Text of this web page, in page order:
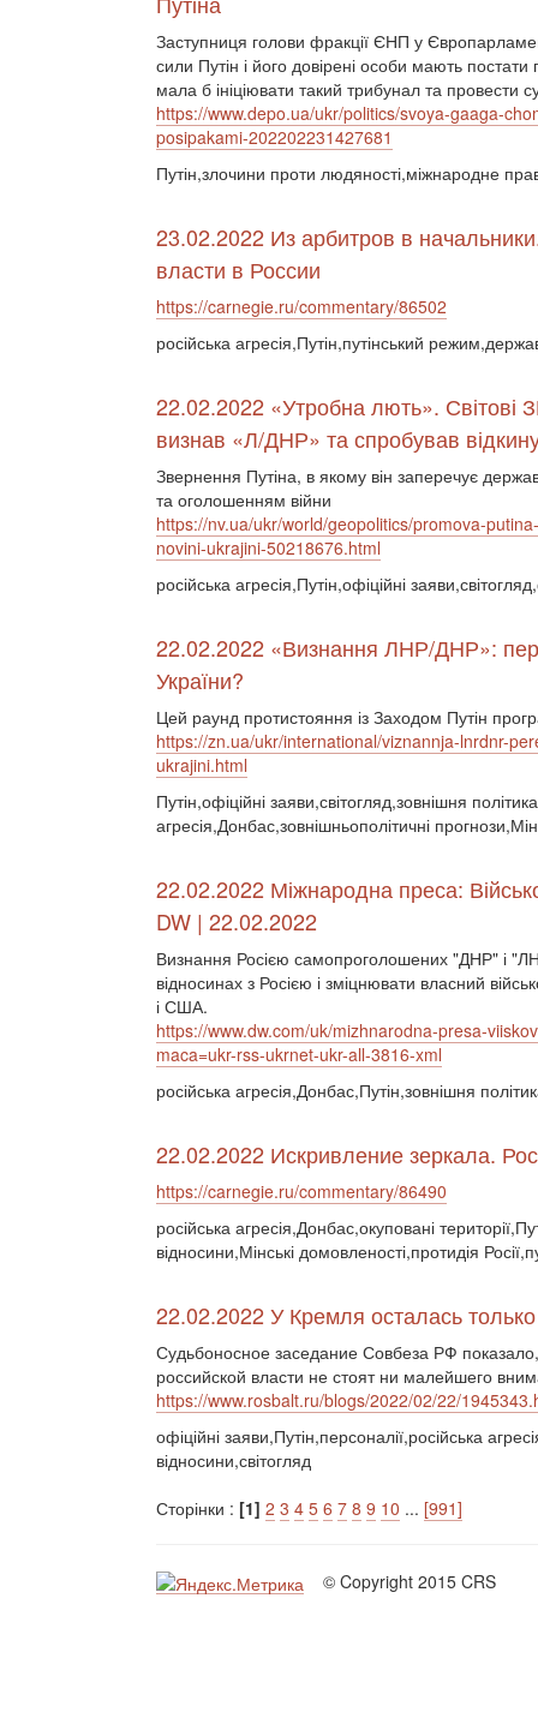
Заступниця голови фракції ЄНП у
сили Путін і його довірені особи мають
мала б ініціювати такий трибунал та провести
https://www.depo.ua/ukr/politics/svoya-gaaga-
posipakami-202202231427681
Путін,злочини проти людяності,міжнародне
23.02.2022 Из арбитров в
власти в России
https://carnegie.ru/commentary/86502
російська агресія,Путін,путінський
22.02.2022 «Утробна лють». Світові
визнав «Л/ДНР» та спробував
Звернення Путіна, в якому він заперечує
та оголошенням війни
https://nv.ua/ukr/world/geopolitics/promova-
novini-ukrajini-50218676.html
російська агресія,Путін,офіційні
22.02.2022 «Визнання ЛНР/ДНР»:
України?
Цей раунд протистояння із Заходом Путін
https://zn.ua/ukr/international/viznannja-lnrdnr-
ukrajini.html
Путін,офіційні заяви,світогляд,зовнішня
агресія,Донбас,зовнішньополітичні
22.02.2022 Міжнародна преса:
DW | 22.02.2022
Визнання Росією самопроголошених "ДНР" і
відносинах з Росією і зміцнювати власний
і США.
https://www.dw.com/uk/mizhnarodna-presa-
maca=ukr-rss-ukrnet-ukr-all-3816-xml
російська агресія,Донбас,Путін,зовнішня
22.02.2022 Искривление зеркала.
https://carnegie.ru/commentary/86490
російська агресія,Донбас,окуповані
відносини,Мінські домовленості,протидія
22.02.2022 У Кремля осталась
Судьбоносное заседание Совбеза РФ
российской власти не стоят ни малейшего
https://www.rosbalt.ru/blogs/2022/02/22/
офіційні заяви,Путін,персоналії,російська
відносини,світогляд
Сторінки : [1] 2 3 4 5 6 7 8 9 10 ... [991]
© Copyright 2015 CRS